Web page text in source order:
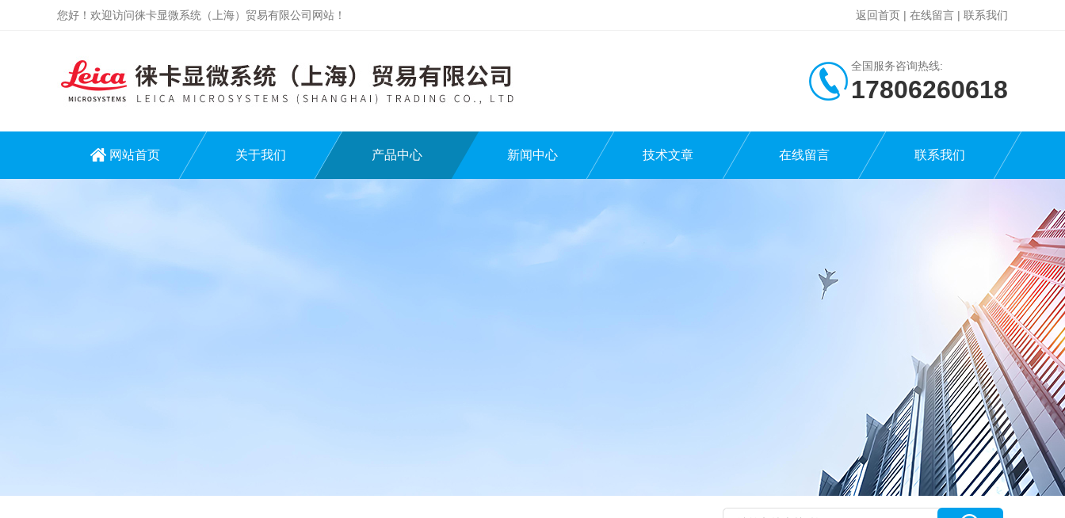
您好！欢迎访问徕卡显微系统（上海）贸易有限公司网站！ 返回首页 | 在线留言 | 联系我们
全国服务咨询热线:
17806260618
网站首页 关于我们 产品中心 新闻中心 技术文章 在线留言 联系我们